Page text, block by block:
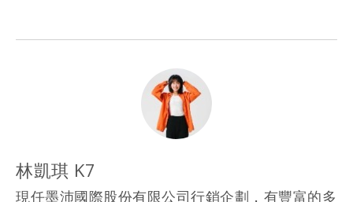
林凱琪 K7
現任墨沛國際股份有限公司行銷企劃，有豐富的多